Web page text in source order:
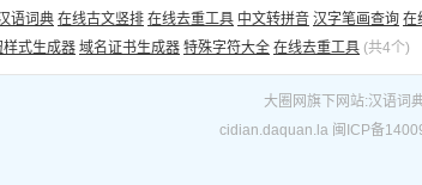
语词典 在线古文竖排 在线去重工具 中文转拼音 汉字笔画查询 在
样式生成器 域名证书生成器 特殊字符大全 在线去重工具 (共4个)
大圈网旗下网站:汉语词
cidian.daquan.la 闽ICP备